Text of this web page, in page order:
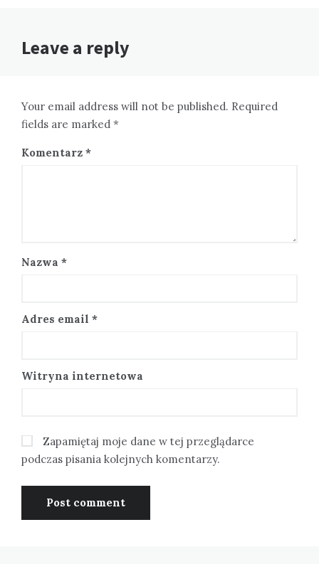
Leave a reply
Your email address will not be published. Required
fields are marked *
Komentarz *
Nazwa *
Adres email *
Witryna internetowa
Zapamiętaj moje dane w tej przeglądarce
podczas pisania kolejnych komentarzy.